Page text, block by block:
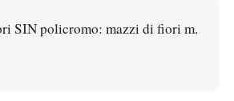
SIN policromo: mazzi di fiori m.